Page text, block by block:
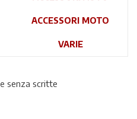
ACCESSORI MOTO
VARIE